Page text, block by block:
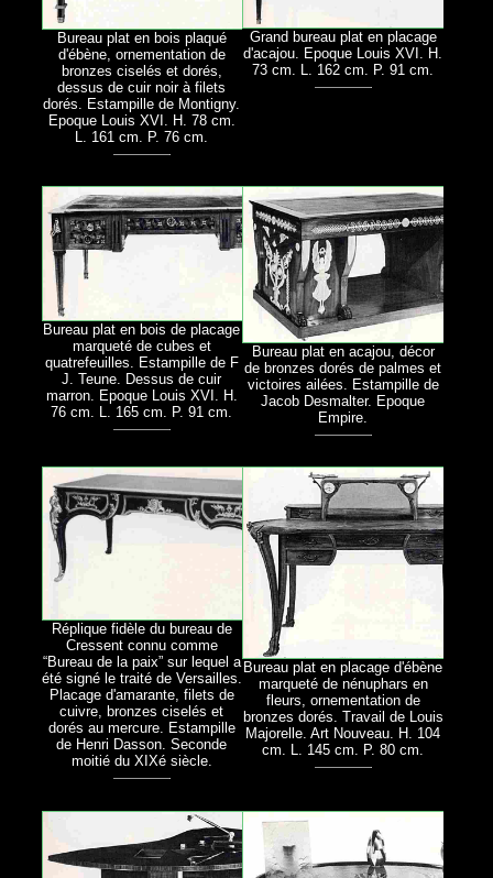
Bureau plat en bois plaqué
d'ébène, ornementation de
bronzes ciselés et dorés,
dessus de cuir noir à filets
dorés. Estampille de Montigny.
Epoque Louis XVI. H. 78 cm.
L. 161 cm. P. 76 cm.
Grand bureau plat en placage
d'acajou. Epoque Louis XVI. H.
73 cm. L. 162 cm. P. 91 cm.
Bureau plat en bois de placage
marqueté de cubes et
quatrefeuilles. Estampille de F
J. Teune. Dessus de cuir
marron. Epoque Louis XVI. H.
76 cm. L. 165 cm. P. 91 cm.
Bureau plat en acajou, décor
de bronzes dorés de palmes et
victoires ailées. Estampille de
Jacob Desmalter. Epoque
Empire.
Réplique fidèle du bureau de
Cressent connu comme
“Bureau de la paix” sur lequel a
été signé le traité de Versailles.
Placage d'amarante, filets de
cuivre, bronzes ciselés et
dorés au mercure. Estampille
de Henri Dasson. Seconde
moitié du XIXé siècle.
Bureau plat en placage d'ébène
marqueté de nénuphars en
fleurs, ornementation de
bronzes dorés. Travail de Louis
Majorelle. Art Nouveau. H. 104
cm. L. 145 cm. P. 80 cm.